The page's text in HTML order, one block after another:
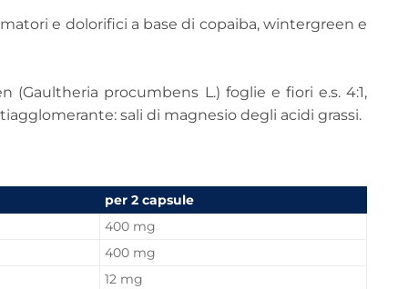
e dolorifici a base di copaiba, wintergreen e
(Gaultheria procumbens L.) foglie e fiori e.s. 4:1,
sali di magnesio degli acidi grassi.
per 2 capsule
400 mg
400 mg
12 mg